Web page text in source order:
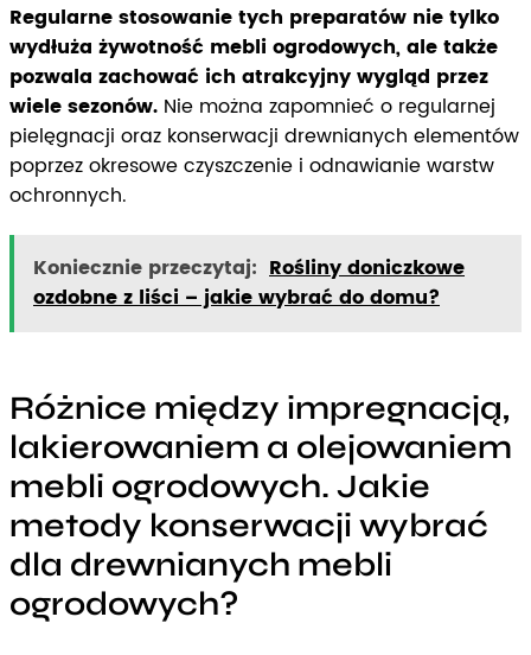
Regularne stosowanie tych preparatów nie tylko
wydłuża żywotność mebli ogrodowych, ale także
pozwala zachować ich atrakcyjny wygląd przez
wiele sezonów. Nie można zapomnieć o regularnej
pielęgnacji oraz konserwacji drewnianych elementów
poprzez okresowe czyszczenie i odnawianie warstw
ochronnych.
Koniecznie przeczytaj: Rośliny doniczkowe
ozdobne z liści – jakie wybrać do domu?
Różnice między impregnacją,
lakierowaniem a olejowaniem
mebli ogrodowych. Jakie
metody konserwacji wybrać
dla drewnianych mebli
ogrodowych?